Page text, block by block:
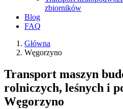
zbiorników
Blog
FAQ
Główna
Węgorzyno
Transport maszyn
rolniczych, leśnych i
Węgorzyno